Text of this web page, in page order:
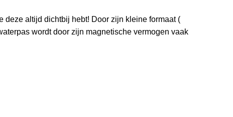
deze altijd dichtbij hebt! Door zijn kleine formaat (
wordt door zijn magnetische vermogen vaak